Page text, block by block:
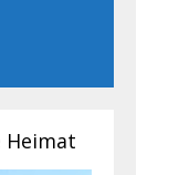
Heimat